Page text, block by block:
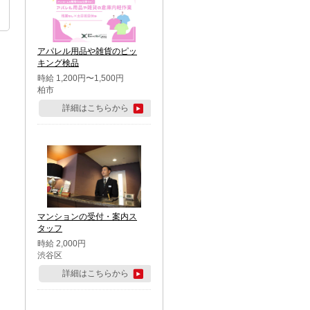
アパレル用品や雑貨のピッ
キング検品
時給 1,200円〜1,500円
柏市
詳細はこちらから
マンションの受付・案内ス
タッフ
時給 2,000円
渋谷区
詳細はこちらから